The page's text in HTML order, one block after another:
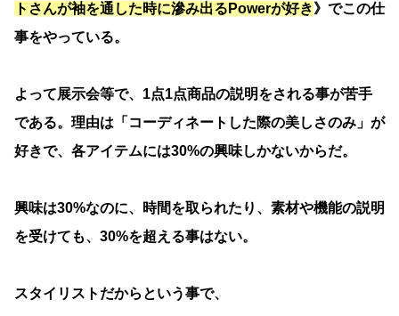
トさんが袖を通した時に滲み出るPowerが好き》でこの仕
事をやっている。
よって展示会等で、1点1点商品の説明をされる事が苦手
である。理由は「コーディネートした際の美しさのみ」が
好きで、各アイテムには30%の興味しかないからだ。
興味は30%なのに、時間を取られたり、素材や機能の説明
を受けても、30%を超える事はない。
スタイリストだからという事で、